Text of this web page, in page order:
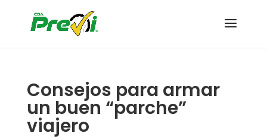
Consejos para armar
un buen “parche”
viajero